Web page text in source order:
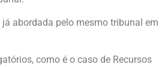
abordada pelo mesmo tribunal em
como é o caso de Recursos